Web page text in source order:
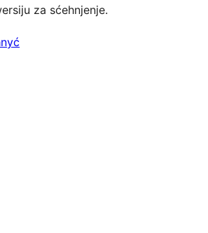
za sćehnjenje.